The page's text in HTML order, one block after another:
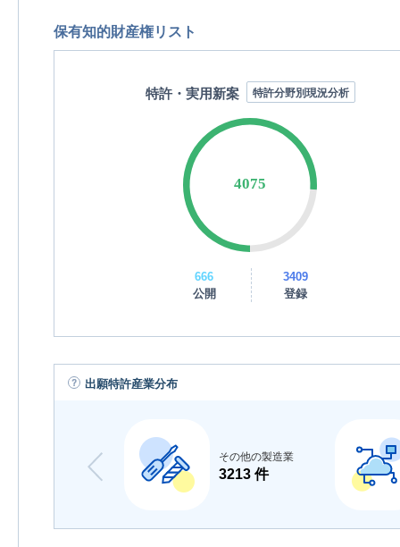
i
保有知的財産権リスト
特許・実用新案 特許分野別現況分析
666
公開
3409
登録
出願特許産業分布
その他の製造業
3213 件